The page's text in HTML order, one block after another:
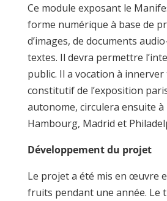
Ce module exposant le
forme numérique à base de
d’images, de documents
textes. Il devra permettre
public. Il a vocation à
constitutif de l’exposition
autonome, circulera ensuite à
Hambourg, Madrid et
Développement du projet
Le projet a été mis en œuvre
fruits pendant une année. Le